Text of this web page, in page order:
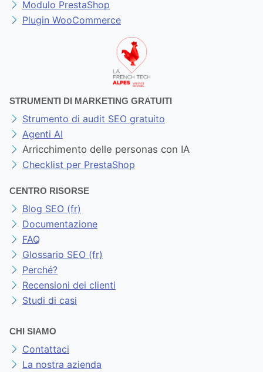
Modulo PrestaShop
Plugin WooCommerce
STRUMENTI DI MARKETING GRATUITI
Strumento di audit SEO gratuito
Agenti AI
Arricchimento delle personas con IA
Checklist per PrestaShop
CENTRO RISORSE
Blog SEO (fr)
Documentazione
FAQ
Glossario SEO (fr)
Perché?
Recensioni dei clienti
Studi di casi
CHI SIAMO
Contattaci
La nostra azienda